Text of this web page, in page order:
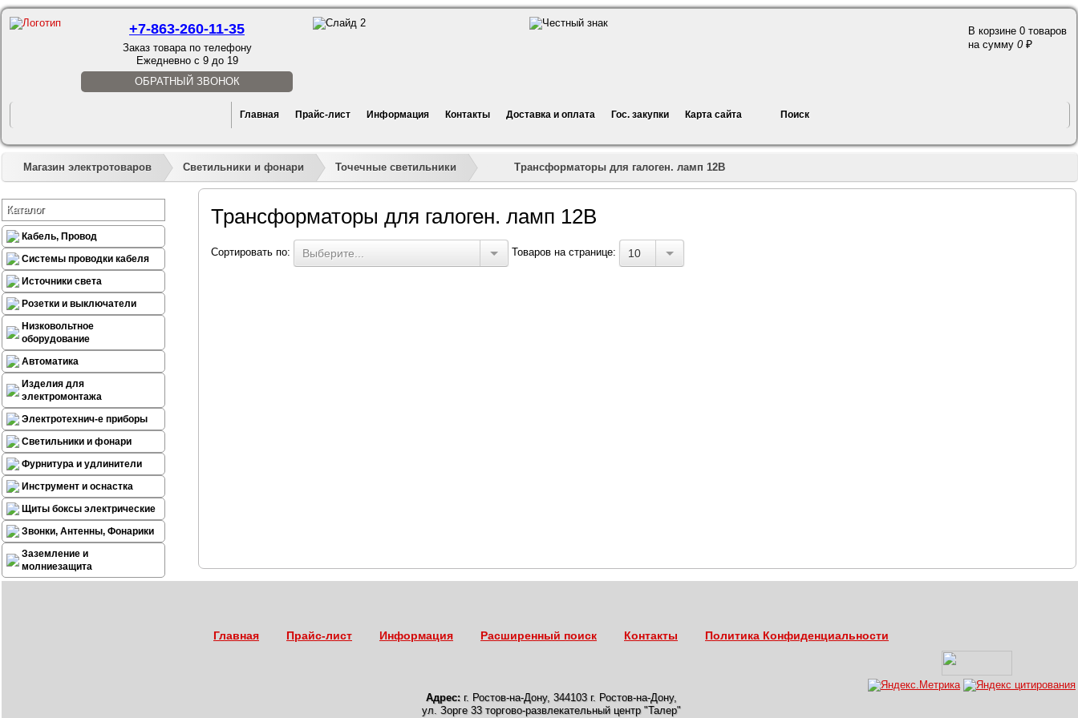
+7-863-260-11-35
Заказ товара по телефону
Ежедневно с 9 до 19
ОБРАТНЫЙ ЗВОНОК
В корзине 0 товаров
на сумму 0
Главная Прайс-лист Информация Контакты Доставка и оплата Гос. закупки Карта сайта Поиск
Магазин электротоваров »
Светильники и фонари »
Точечные светильники Трансформаторы для галоген. ламп 12В
Каталог
Кабель, Провод
Системы проводки кабеля
Источники света
Розетки и выключатели
Низковольтное
оборудование
Автоматика
Изделия для
электромонтажа
Электротехнич-е приборы
Светильники и фонари
Фурнитура и удлинители
Инструмент и оснастка
Щиты боксы электрические
Звонки, Антенны, Фонарики
Заземление и
молниезащита
Трансформаторы для галоген. ламп 12В
Сортировать по: Выберите... Товаров на странице: 10
Главная Прайс-лист Информация Расширенный поиск Контакты Политика Конфиденциальности
Адрес: г. Ростов-на-Дону, 344103 г. Ростов-на-Дону,
ул. Зорге 33 торгово-развлекательный центр "Талер"